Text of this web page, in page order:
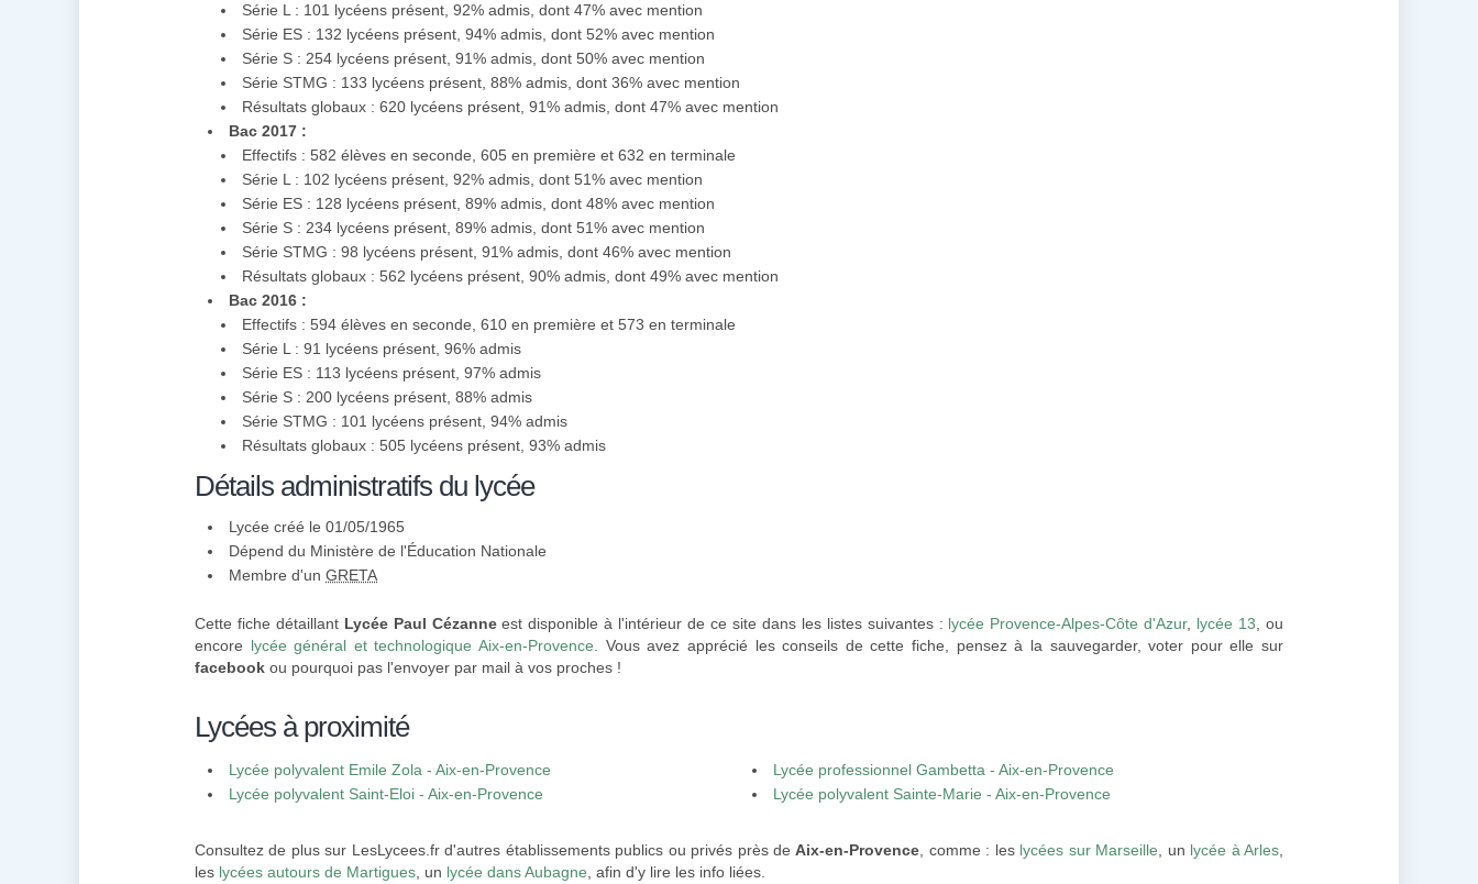
Série L : 101 lycéens présent, 92% admis, dont 47% avec mention
Série ES : 132 lycéens présent, 94% admis, dont 52% avec mention
Série S : 254 lycéens présent, 91% admis, dont 50% avec mention
Série STMG : 133 lycéens présent, 88% admis, dont 36% avec mention
Résultats globaux : 620 lycéens présent, 91% admis, dont 47% avec mention
Bac 2017 :
Effectifs : 582 élèves en seconde, 605 en première et 632 en terminale
Série L : 102 lycéens présent, 92% admis, dont 51% avec mention
Série ES : 128 lycéens présent, 89% admis, dont 48% avec mention
Série S : 234 lycéens présent, 89% admis, dont 51% avec mention
Série STMG : 98 lycéens présent, 91% admis, dont 46% avec mention
Résultats globaux : 562 lycéens présent, 90% admis, dont 49% avec mention
Bac 2016 :
Effectifs : 594 élèves en seconde, 610 en première et 573 en terminale
Série L : 91 lycéens présent, 96% admis
Série ES : 113 lycéens présent, 97% admis
Série S : 200 lycéens présent, 88% admis
Série STMG : 101 lycéens présent, 94% admis
Résultats globaux : 505 lycéens présent, 93% admis
Détails administratifs du lycée
Lycée créé le 01/05/1965
Dépend du Ministère de l'Éducation Nationale
Membre d'un GRETA
Cette fiche détaillant Lycée Paul Cézanneest disponible à l'intérieur de ce site dans les listes suivantes : lycée Provence-Alpes-Côte d'Azur, lycée 13 , ou
encore lycée général et technologique Aix-en-Provence . Vous avez apprécié les conseils de cette fiche, pensez à la sauvegarder, voter pour elle sur
facebook ou pourquoi pas l'envoyer par mail à vos proches !
Lycées à proximité
Lycée polyvalent Emile Zola - Aix-en-Provence
Lycée professionnel Gambetta - Aix-en-Provence
Lycée polyvalent Saint-Eloi - Aix-en-Provence
Lycée polyvalent Sainte-Marie - Aix-en-Provence
Consultez de plus sur LesLycees.fr d'autres établissements publics ou privés près deAix-en-Provence , comme : les lycées sur Marseille , un lycée à Arles
les lycées autours de Martigues , un lycée dans Aubagne , afin d'y lire les info liées.